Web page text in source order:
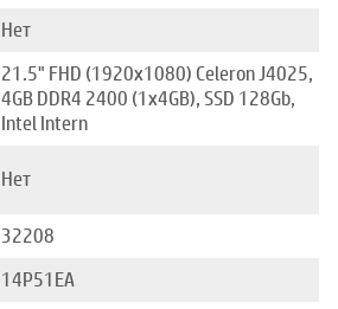
Нет
21.5" FHD (1920x1080) Celeron J4025,
4GB DDR4 2400 (1x4GB), SSD 128Gb,
Intel Intern
Нет
32208
14P51EA